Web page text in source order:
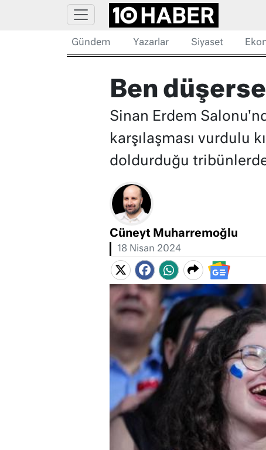
Gündem Yazarlar Siyaset
Ben
Sinan Erdem
karşılaşması vurdulu
doldurduğu
Cüneyt Muharremoğlu
18 Nisan 2024